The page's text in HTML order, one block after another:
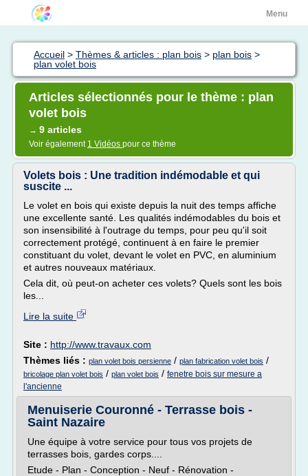
Menu
Accueil > Thèmes & articles : plan bois > plan bois >
plan volet bois
Articles sélectionnés pour le thème : plan
volet bois
→ 9 articles
Voir également 1 Vidéos pour ce thème
Volets bois : Une tradition indémodable et qui
suscite ...
Le volet en bois qui existe depuis la nuit des temps affiche
une excellente santé. Les qualités indémodables du bois et
son insensibilité à l'outrage du temps, pour peu qu'il soit
correctement protégé, continuent à en faire le premier
constituant du volet, devant le volet en PVC, en aluminium
et autres nouveaux matériaux.
Cela dit, où peut-on acheter ces volets? Quels sont les bois
les...
Lire la suite
Site : http://www.travaux.com
Thèmes liés : plan volet bois persienne / plan fabrication volet bois /
bricolage plan volet bois / plan volet bois / fenetre bois sur mesure a
l'ancienne
Menuiserie Couronné - Terrasse bois -
Saint Nazaire
Une équipe à votre service pour tous vos projets de
terrasses bois, gardes corps....
Etude - Plan - Conception - Neuf - Rénovation -